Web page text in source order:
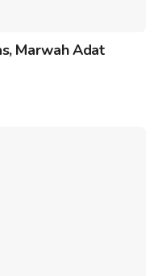
Marwah Adat